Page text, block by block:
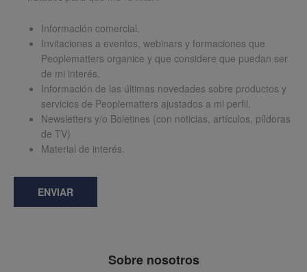
Información comercial.
Invitaciones a eventos, webinars y formaciones que
Peoplematters organice y que considere que puedan ser
de mi interés.
Información de las últimas novedades sobre productos y
servicios de Peoplematters ajustados a mi perfil.
Newsletters y/o Boletines (con noticias, artículos, píldoras
de TV)
Material de interés.
ENVIAR
Sobre nosotros